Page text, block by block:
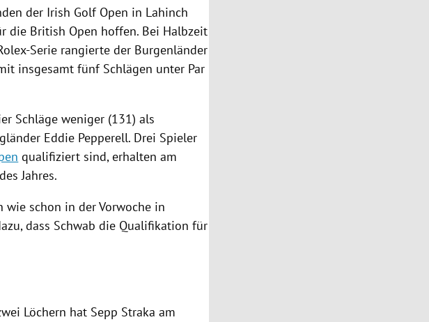
der Irish Golf Open in Lahinch
die British Open hoffen. Bei Halbzeit
Serie rangierte der Burgenländer
insgesamt fünf Schlägen unter Par
Schläge weniger (131) als
Eddie Pepperell. Drei Spieler
qualifiziert sind, erhalten am
Jahres.
wie schon in der Vorwoche in
dass Schwab die Qualifikation für
Löchern hat Sepp Straka am